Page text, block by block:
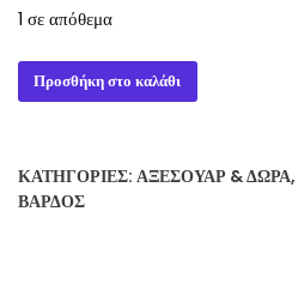
1 σε απόθεμα
ΧΑΡΟΣ
ΦΙΓΟΥΡΑ
Προσθήκη στο καλάθι
ΚΑΤΗΓΟΡΊΕΣ: ΑΞΕΣΟΥΆΡ & ΔΏΡΑ,
ΒΆΡΔΟΣ